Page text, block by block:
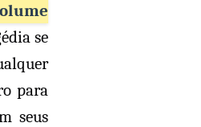
se
para
seus